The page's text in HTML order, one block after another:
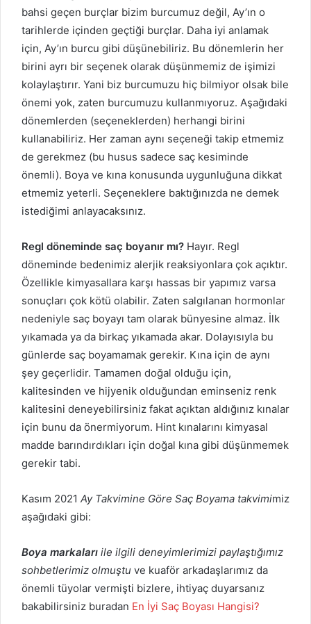
bahsi geçen burçlar bizim burcumuz değil, Ay’ın o
tarihlerde içinden geçtiği burçlar. Daha iyi anlamak
için, Ay’ın burcu gibi düşünebiliriz. Bu dönemlerin her
birini ayrı bir seçenek olarak düşünmemiz de işimizi
kolaylaştırır. Yani biz burcumuzu hiç bilmiyor olsak bile
önemi yok, zaten burcumuzu kullanmıyoruz. Aşağıdaki
dönemlerden (seçeneklerden) herhangi birini
kullanabiliriz. Her zaman aynı seçeneği takip etmemiz
de gerekmez (bu husus sadece saç kesiminde
önemli). Boya ve kına konusunda uygunluğuna dikkat
etmemiz yeterli. Seçeneklere baktığınızda ne demek
istediğimi anlayacaksınız.
Regl döneminde saç boyanır mı? Hayır. Regl
döneminde bedenimiz alerjik reaksiyonlara çok açıktır.
Özellikle kimyasallara karşı hassas bir yapımız varsa
sonuçları çok kötü olabilir. Zaten salgılanan hormonlar
nedeniyle saç boyayı tam olarak bünyesine almaz. İlk
yıkamada ya da birkaç yıkamada akar. Dolayısıyla bu
günlerde saç boyamamak gerekir. Kına için de aynı
şey geçerlidir. Tamamen doğal olduğu için,
kalitesinden ve hijyenik olduğundan eminseniz renk
kalitesini deneyebilirsiniz fakat açıktan aldığınız kınalar
için bunu da önermiyorum. Hint kınalarını kimyasal
madde barındırdıkları için doğal kına gibi düşünmemek
gerekir tabi.
Kasım 2021 Ay Takvimine Göre Saç Boyama takvimimiz
aşağıdaki gibi:
Boya markaları ile ilgili deneyimlerimizi paylaştığımız
sohbetlerimiz olmuştu ve kuaför arkadaşlarımız da
önemli tüyolar vermişti bizlere, ihtiyaç duyarsanız
bakabilirsiniz buradan En İyi Saç Boyası Hangisi?